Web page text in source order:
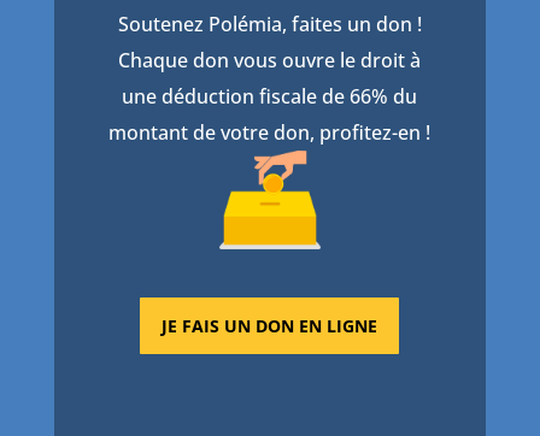
Soutenez Polémia, faites un don !
Chaque don vous ouvre le droit à
une déduction fiscale de 66% du
montant de votre don, profitez-en !
JE FAIS UN DON EN LIGNE